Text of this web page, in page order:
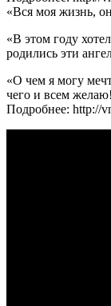
«Вся моя жизнь,
«В этом году
родились эти
«О чем я могу
чего и всем
Подробнее: http://